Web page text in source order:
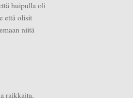
huipulla oli
että olisit
niitä
raikkaita,